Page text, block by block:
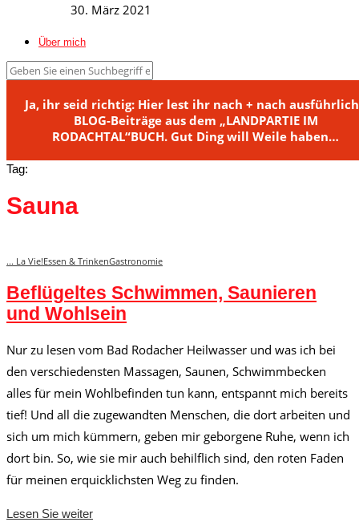
30. März 2021
Über mich
Ja, ihr seid richtig: Hier lest ihr nach + nach
BLOG-Beiträge aus dem „LANDPARTIE IM
RODACHTAL“BUCH. Gut Ding will Weile haben…
Tag:
Sauna
... La Vie!Essen & TrinkenGastronomie
Beflügeltes Schwimmen, Saunieren
und Wohlsein
Nur zu lesen vom Bad Rodacher Heilwasser und was ich bei
den verschiedensten Massagen, Saunen, Schwimmbecken
alles für mein Wohlbefinden tun kann, entspannt mich bereits
tief! Und all die zugewandten Menschen, die dort arbeiten und
sich um mich kümmern, geben mir geborgene Ruhe, wenn ich
dort bin. So, wie sie mir auch behilflich sind, den roten Faden
für meinen erquicklichsten Weg zu finden.
Lesen Sie weiter